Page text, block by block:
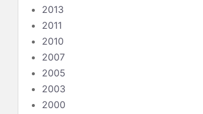
2013
2011
2010
2007
2005
2003
2000